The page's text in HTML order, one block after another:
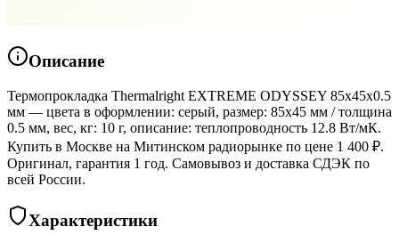
Описание
Термопрокладка Thermalright EXTREME ODYSSEY 85x45x0.5
мм — цвета в оформлении: серый, размер: 85x45 мм / толщина
0.5 мм, вес, кг: 10 г, описание: теплопроводность 12.8 Вт/мК.
Купить в Москве на Митинском радиорынке по цене 1 400 ₽.
Оригинал, гарантия 1 год. Самовывоз и доставка СДЭК по
всей России.
Характеристики